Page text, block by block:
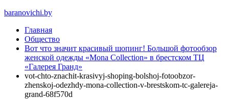
baranovichi.by
Главная
Общество
Вот что значит красивый шопинг! Большой фотообзор
женской одежды «Mona Collection» в брестском ТЦ
«Галерея Гранд»
vot-chto-znachit-krasivyj-shoping-bolshoj-fotoobzor-
zhenskoj-odezhdy-mona-collection-v-brestskom-tc-galereja-
grand-68f570d